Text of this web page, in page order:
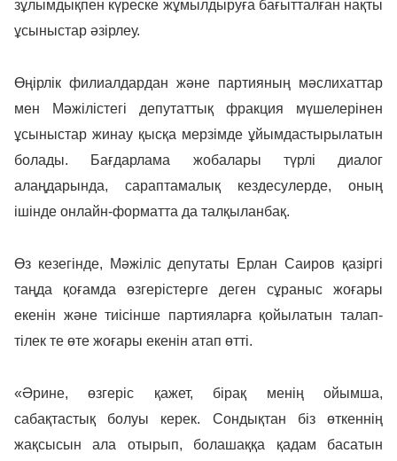
зұлымдықпен күреске жұмылдыруға бағытталған нақты
ұсыныстар әзірлеу.
Өңірлік филиалдардан және партияның мәслихаттар
мен Мәжілістегі депутаттық фракция мүшелерінен
ұсыныстар жинау қысқа мерзімде ұйымдастырылатын
болады. Бағдарлама жобалары түрлі диалог
алаңдарында, сараптамалық кездесулерде, оның
ішінде онлайн-форматта да талқыланбақ.
Өз кезегінде, Мәжіліс депутаты Ерлан Саиров қазіргі
таңда қоғамда өзгерістерге деген сұраныс жоғары
екенін және тиісінше партияларға қойылатын талап-
тілек те өте жоғары екенін атап өтті.
«Әрине, өзгеріс қажет, бірақ менің ойымша,
сабақтастық болуы керек. Сондықтан біз өткеннің
жақсысын ала отырып, болашаққа қадам басатын